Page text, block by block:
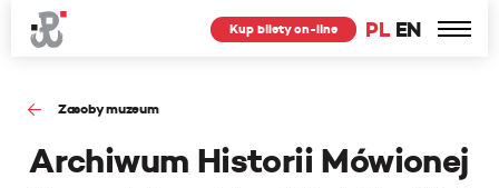
PL EN
Kup bilety on-line
Zasoby muzeum
Archiwum Historii Mówionej